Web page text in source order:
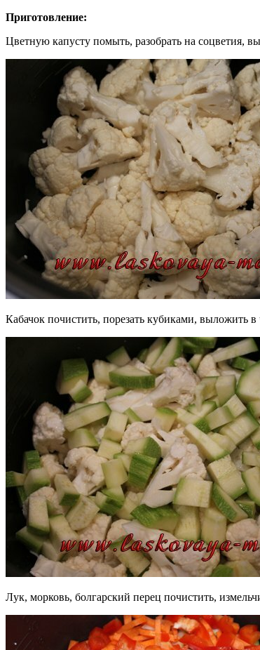
Приготовление:
Цветную капусту помыть, разобрать на соцветия,
Кабачок почистить, порезать кубиками, выложить в
Лук, морковь, болгарский перец почистить,